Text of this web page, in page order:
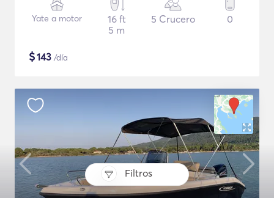
Filtros
Yate a motor
16 ft
5 m
5 Crucero 0
$143 /día